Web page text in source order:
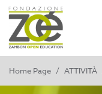
Home Page / ATTIVITÀ